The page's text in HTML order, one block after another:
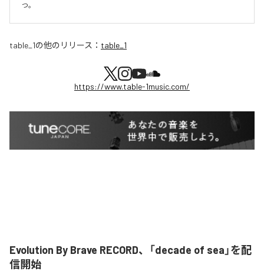
つ。
table_1の他のリリース： table_1
https://www.table-1music.com/
Evolution By Brave RECORD、「decade of sea」を配
信開始